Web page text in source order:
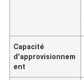
Capacité
d'approvisionnem
ent